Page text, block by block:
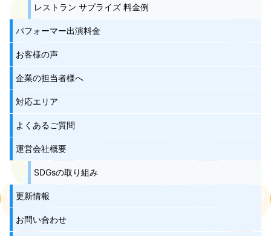
レストラン サプライズ 料金例
パフォーマー出演料金
お客様の声
企業の担当者様へ
対応エリア
よくあるご質問
運営会社概要
SDGsの取り組み
更新情報
お問い合わせ